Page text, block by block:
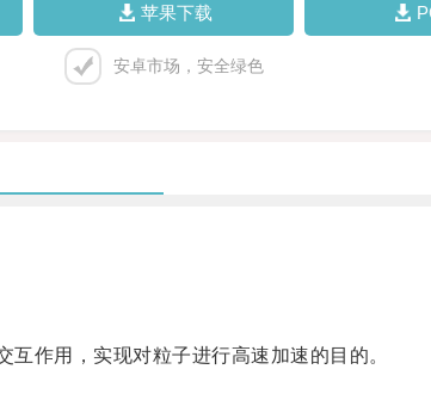
苹果下载
安卓市场，安全绿色
作用，实现对粒子进行高速加速的目的。